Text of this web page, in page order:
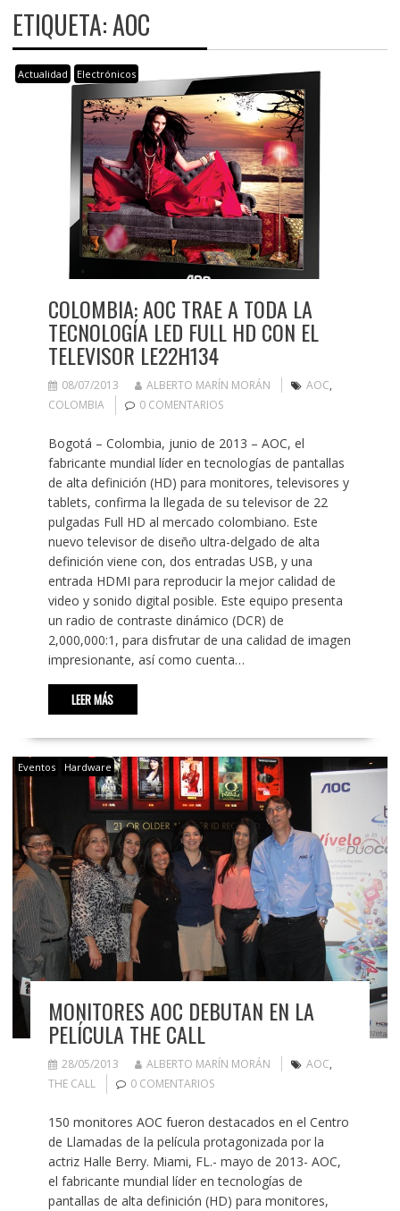
ETIQUETA:AOC
Actualidad Electrónicos
COLOMBIA: AOC TRAE A TODA LA
TECNOLOGÍA LED FULL HD CON EL
TELEVISOR LE22H134
08/07/2013 ALBERTO MARÍN MORÁN AOC,
COLOMBIA
0 COMENTARIOS
Bogotá – Colombia, junio de 2013 – AOC, el
fabricante mundial líder en tecnologías de pantallas
de alta definición (HD) para monitores, televisores y
tablets, confirma la llegada de su televisor de 22
pulgadas Full HD al mercado colombiano. Este
nuevo televisor de diseño ultra-delgado de alta
definición viene con, dos entradas USB, y una
entrada HDMI para reproducir la mejor calidad de
video y sonido digital posible. Este equipo presenta
un radio de contraste dinámico (DCR) de
2,000,000:1, para disfrutar de una calidad de imagen
impresionante, así como cuenta…
LEER MÁS
Eventos Hardware
MONITORES AOC DEBUTAN EN LA
PELÍCULA THE CALL
28/05/2013 ALBERTO MARÍN MORÁN AOC,
THE CALL
0 COMENTARIOS
150 monitores AOC fueron destacados en el Centro
de Llamadas de la película protagonizada por la
actriz Halle Berry. Miami, FL.- mayo de 2013- AOC,
el fabricante mundial líder en tecnologías de
pantallas de alta definición (HD) para monitores,